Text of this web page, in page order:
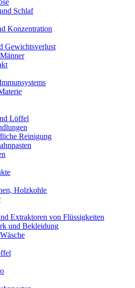
Schlaf
Konzentration
Gewichtsverlust
Löffel
Reinigung
Holzkohle
Extraktoren von Flüssigkeiten
und Bekleidung